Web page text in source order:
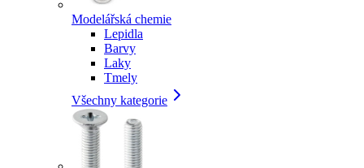
Modelářská chemie
Lepidla
Barvy
Laky
Tmely
Všechny kategorie